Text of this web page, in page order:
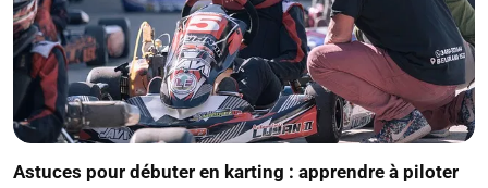
Astuces pour débuter en karting : apprendre à piloter